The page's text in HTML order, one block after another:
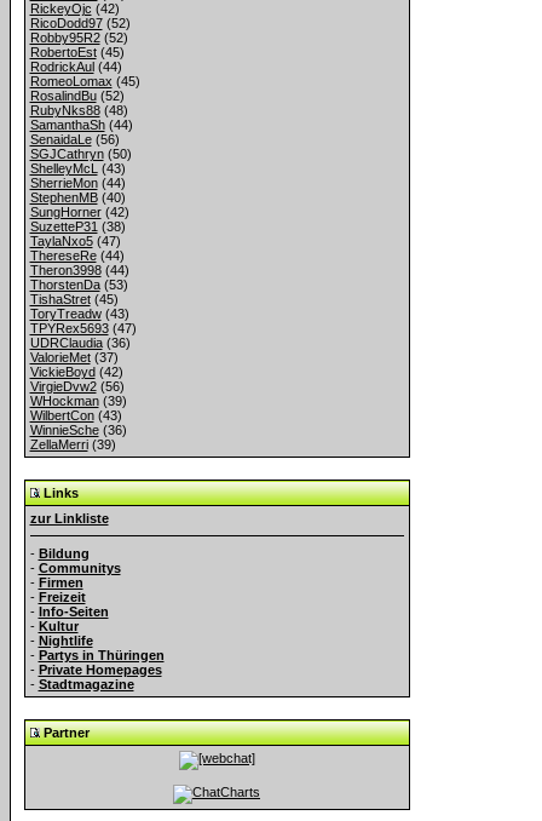
RickeyOjc (42)
RicoDodd97(52)
Robby95R2(52)
RobertoEst(45)
RodrickAul(44)
RomeoLomax (45)
RosalindBu(52)
RubyNks88(48)
SamanthaSh(44)
SenaidaLe(56)
SGJCathryn(50)
ShelleyMcL (43)
SherrieMon(44)
StephenMB(40)
SungHorner(42)
SuzetteP31 (38)
TaylaNxo5(47)
ThereseRe(44)
Theron3998(44)
ThorstenDa(53)
TishaStret(45)
ToryTreadw(43)
TPYRex5693(47)
UDRClaudia(36)
ValorieMet(37)
VickieBoyd(42)
VirgieDvw2(56)
WHockman(39)
WilbertCon(43)
WinnieSche(36)
ZellaMerri(39)
Links
zur Linkliste
- Bildung
- Communitys
- Firmen
- Freizeit
- Info-Seiten
- Kultur
- Nightlife
- Partys in Thüringen
- Private Homepages
- Stadtmagazine
Partner